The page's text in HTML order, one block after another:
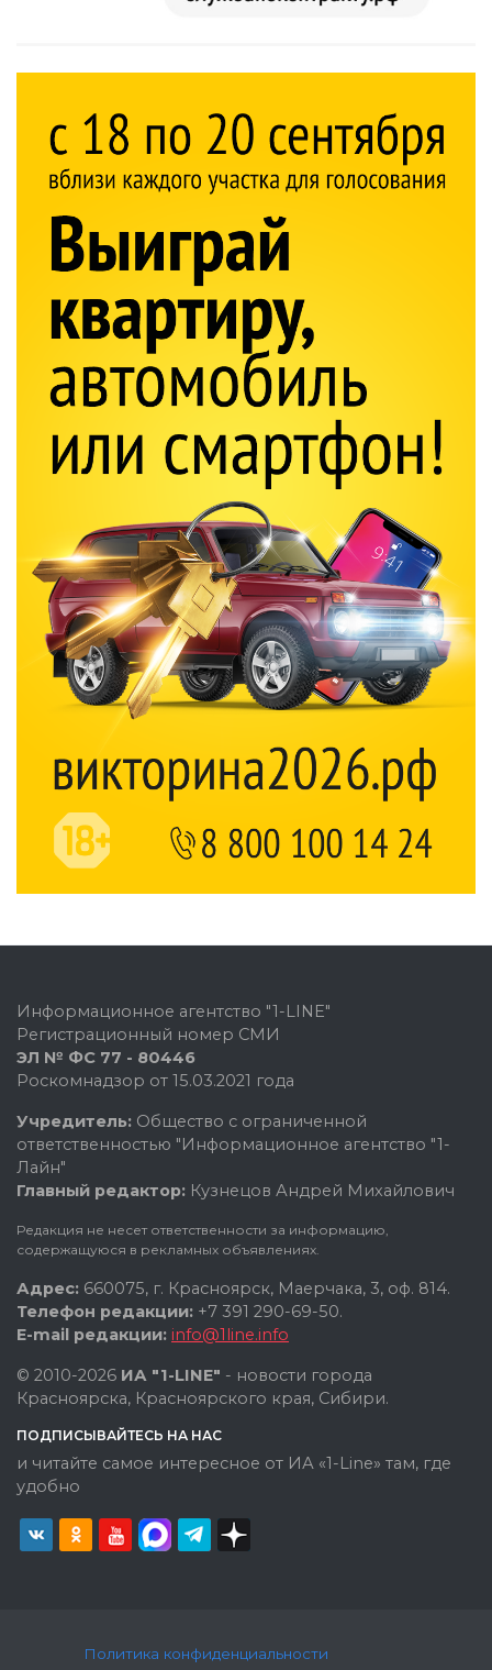
Информационное агентство "1-LINE"
Регистрационный номер СМИ
ЭЛ № ФС 77 - 80446
Роскомнадзор от 15.03.2021 года
Учредитель: Общество с ограниченной
ответственностью "Информационное агентство "1-
Лайн"
Главный редактор: Кузнецов Андрей Михайлович
Редакция не несет ответственности за информацию,
содержащуюся в рекламных объявлениях.
Адрес: 660075, г. Красноярск, Маерчака, 3, оф. 814.
Телефон редакции: +7 391 290-69-50.
E-mail редакции: info@1line.info
© 2010-2026 ИА "1-LINE" - новости города
Красноярска, Красноярского края, Сибири.
ПОДПИСЫВАЙТЕСЬ НА НАС
и читайте самое интересное от ИА «1-Line» там, где
удобно
Политика конфиденциальности